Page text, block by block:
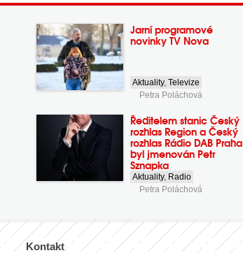
Jarní programové
novinky TV Nova
Aktuality,Televize
Petra Poláchová
Ředitelem stanic Český
rozhlas Region a Český
rozhlas Rádio DAB Praha
byl jmenován Petr
Sznapka
Aktuality, Radio
Petra Poláchová
Kontakt